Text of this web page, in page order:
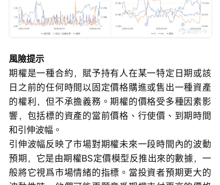
風險提示
期權是一種合約，賦予持有人在某一特定日期或該
日之前的任何時間以固定價格購進或售出一種資產
的權利，但不承擔義務。期權的價格受多種因素影
響，包括標的資產的當前價格、行使價、到期時間
和引伸波幅。
引伸波幅反映了市場對期權未來一段時間內的波動
預期，它是由期權BS定價模型反推出來的數據，一
般將它視爲市場情緒的指標。當投資者預期更大的